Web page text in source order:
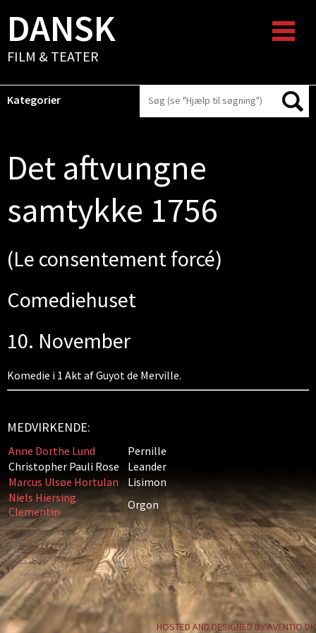
DANSK
FILM & TEATER
Kategorier
Det aftvungne
samtykke 1756
(Le consentement forcé)
Comediehuset
10. November
Komedie i 1 Akt af Guyot de Merville.
MEDVIRKENDE:
Anne Dorthe Lund
Pernille
Christopher Pauli Rose
Leander
Marcus Ulsøe Hortulan
Lisimon
Niels Hiersing
Clementin
Orgon
HOSTED AND DESIGNED BY AVENTIO.DK